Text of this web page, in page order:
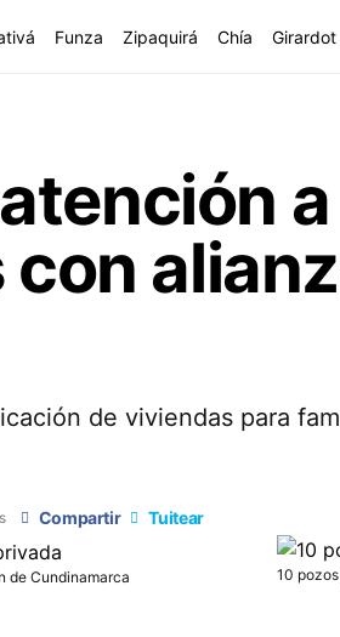
Funza Zipaquirá Chía Girardot
a
de viviendas para
Compartir Tuitear
de Cundinamarca 10